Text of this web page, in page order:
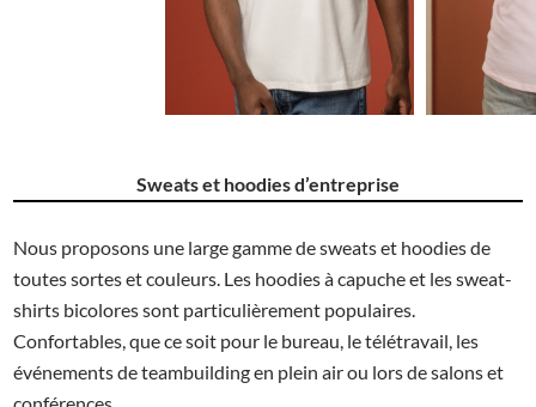
2.15€
Sweats et hoodies d’entreprise
Nous proposons une large gamme de sweats et hoodies de
toutes sortes et couleurs. Les hoodies à capuche et les sweat-
shirts bicolores sont particulièrement populaires.
Confortables, que ce soit pour le bureau, le télétravail, les
événements de teambuilding en plein air ou lors de salons et